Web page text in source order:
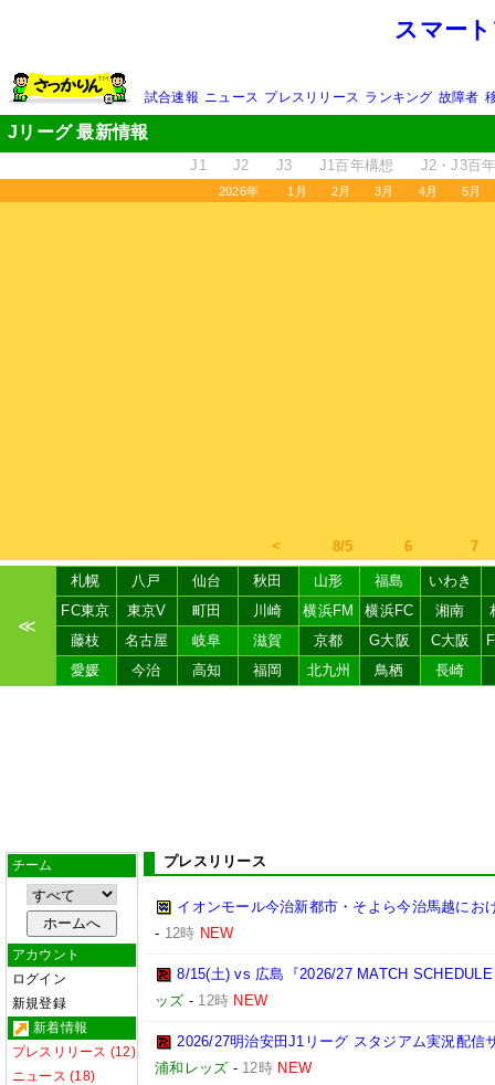
スマー
試合速報 ニュース プレスリリース ランキング 故障者
Jリーグ 最新情報
J1 J2 J3 J1百年構想 J2・J3百
2026年 1月 2月 3月 4月 5月
＜ 8/5 6 7
≪
札幌 八戸 仙台 秋田 山形 福島
いわき
FC東京
東京V 町田 川崎 横浜FM 横浜FC 湘南
藤枝
名古屋 岐阜 滋賀 京都 G大阪 C大阪
愛媛
今治 高知 福岡 北九州 鳥栖 長崎
チーム
アカウント
ログイン
新規登録
新着情報
プレスリリース (12)
ニュース (18)
プレスリリース
イオンモール今治新都市・そよら今治馬越にお
- 12時 NEW
8/15(土) vs 広島『2026/27 MATCH
ッズ - 12時 NEW
2026/27明治安田J1リーグ スタジアム実況配信
浦和レッズ - 12時 NEW